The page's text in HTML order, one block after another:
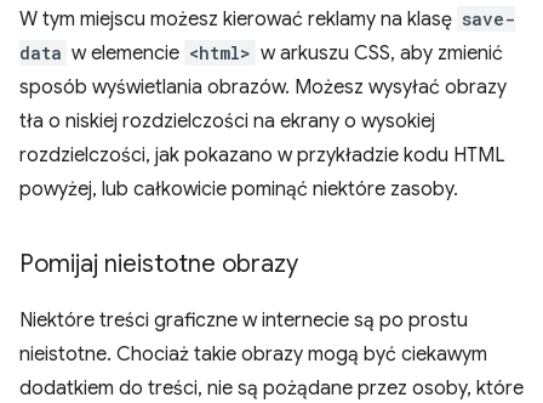
W tym miejscu możesz kierować reklamy na klasę save-
data w elemencie <html> w arkuszu CSS, aby zmienić
sposób wyświetlania obrazów. Możesz wysyłać obrazy
tła o niskiej rozdzielczości na ekrany o wysokiej
rozdzielczości, jak pokazano w przykładzie kodu HTML
powyżej, lub całkowicie pominąć niektóre zasoby.
Pomijaj nieistotne obrazy
Niektóre treści graficzne w internecie są po prostu
nieistotne. Chociaż takie obrazy mogą być ciekawym
dodatkiem do treści, nie są pożądane przez osoby, które